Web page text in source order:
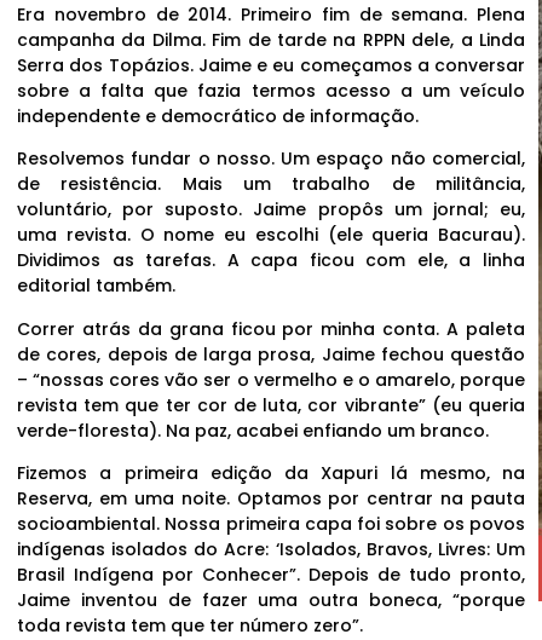
Era novembro de 2014. Primeiro fim de semana. Plena
campanha da Dilma. Fim de tarde na RPPN dele, a Linda
Serra dos Topázios. Jaime e eu começamos a conversar
sobre a falta que fazia termos acesso a um veículo
independente e democrático de informação.
Resolvemos fundar o nosso. Um espaço não comercial,
de resistência. Mais um trabalho de militância,
voluntário, por suposto. Jaime propôs um jornal; eu,
uma revista. O nome eu escolhi (ele queria Bacurau).
Dividimos as tarefas. A capa ficou com ele, a linha
editorial também.
Correr atrás da grana ficou por minha conta. A paleta
de cores, depois de larga prosa, Jaime fechou questão
– “nossas cores vão ser o vermelho e o amarelo, porque
revista tem que ter cor de luta, cor vibrante” (eu queria
verde-floresta). Na paz, acabei enfiando um branco.
Fizemos a primeira edição da Xapuri lá mesmo, na
Reserva, em uma noite. Optamos por centrar na pauta
socioambiental. Nossa primeira capa foi sobre os povos
indígenas isolados do Acre: ‘Isolados, Bravos, Livres: Um
Brasil Indígena por Conhecer”. Depois de tudo pronto,
Jaime inventou de fazer uma outra boneca, “porque
toda revista tem que ter número zero”.